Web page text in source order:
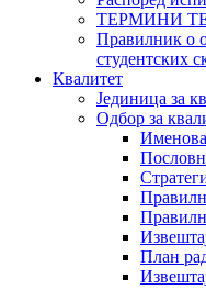
ТЕРМИНИ
Правилник о
студентских
Квалитет
Јединица за
Одбор за
План